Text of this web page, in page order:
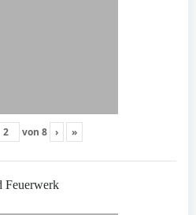
von 8 › »
Feuerwerk